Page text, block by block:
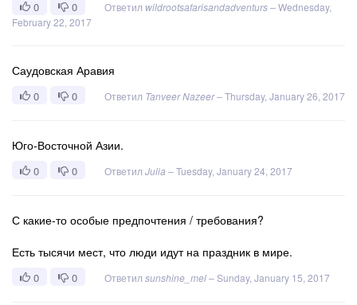
0 0 Ответил wildrootsafarisandadventurs–Wednesday,
February 22, 2017
Саудовская Аравия
0 0 Ответил Tanveer Nazeer–Thursday, January 26, 2017
Юго-Восточной Азии.
0 0 Ответил Julia –Tuesday, January 24, 2017
С какие-то особые предпочтения / требования?
Есть тысячи мест, что люди идут на праздник в мире.
0 0 Ответил sunshine_mel–Sunday, January 15, 2017